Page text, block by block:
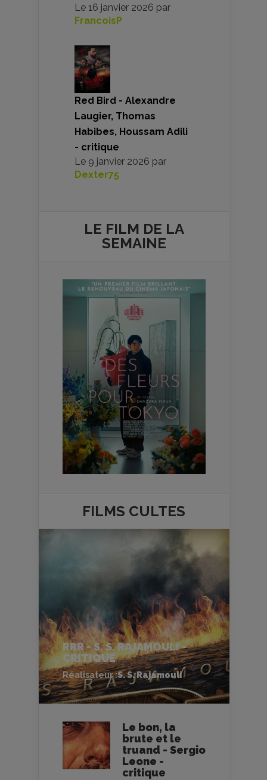
Le 16 janvier 2026 par
FrancoisP
Red Bird - Alexandre
Laugier, Thomas
Habibes, Houssam Adili
- critique
Le 9 janvier 2026 par
Dexter75
LE FILM DE LA
SEMAINE
FILMS CULTES
RRR - S. S. RAJAMOULI -
CRITIQUE
Réalisateur :S. S. Rajamouli
Le bon, la
brute et le
truand - Sergio
Leone -
critique